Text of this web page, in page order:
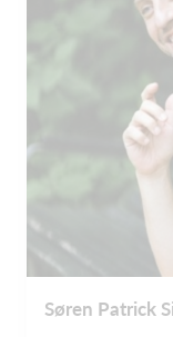
Søren Patrick